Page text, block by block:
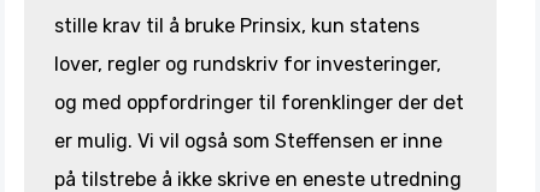
stille krav til å bruke Prinsix, kun statens
lover, regler og rundskriv for investeringer,
og med oppfordringer til forenklinger der det
er mulig. Vi vil også som Steffensen er inne
på tilstrebe å ikke skrive en eneste utredning